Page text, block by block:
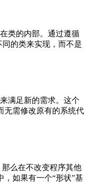
类的内部。通过遵循
的类来实现，而不是
满足新的需求。这个
无需修改原有的系统代
那么在不改变程序其他
如果有一个“形状”基